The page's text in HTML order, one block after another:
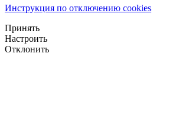
Инструкция по отключению cookies
Принять
Настроить
Отклонить